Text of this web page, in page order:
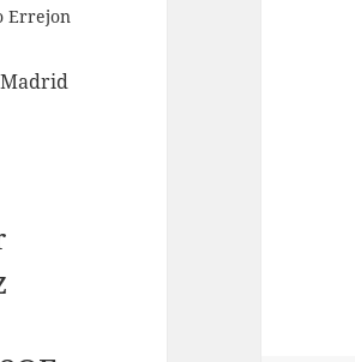
Errejon
Madrid